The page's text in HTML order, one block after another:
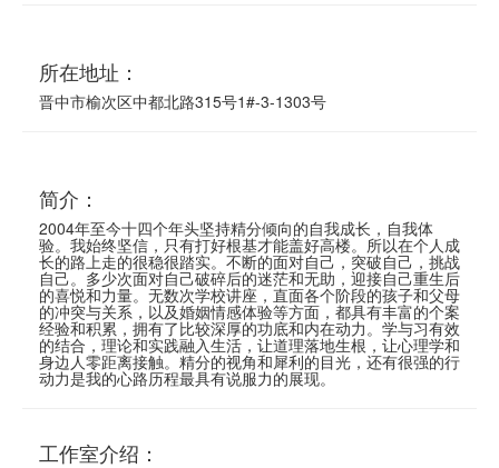
所在地址：
晋中市榆次区中都北路315号1#-3-1303号
简介：
2004年至今十四个年头坚持精分倾向的自我成长，自我体
验。我始终坚信，只有打好根基才能盖好高楼。所以在个人成
长的路上走的很稳很踏实。不断的面对自己，突破自己，挑战
自己。多少次面对自己破碎后的迷茫和无助，迎接自己重生后
的喜悦和力量。无数次学校讲座，直面各个阶段的孩子和父母
的冲突与关系，以及婚姻情感体验等方面，都具有丰富的个案
经验和积累，拥有了比较深厚的功底和内在动力。学与习有效
的结合，理论和实践融入生活，让道理落地生根，让心理学和
身边人零距离接触。精分的视角和犀利的目光，还有很强的行
动力是我的心路历程最具有说服力的展现。
工作室介绍：